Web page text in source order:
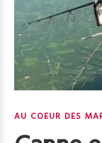
AU COEUR DES